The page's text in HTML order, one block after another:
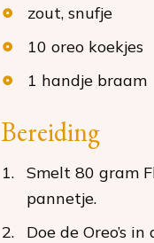
zout, snufje
10 oreo koekjes
1 handje braam
Bereiding
Smelt 80 gram
pannetje.
Doe de Oreo’s